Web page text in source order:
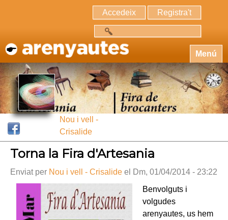
Accedeix Registra't
Menú
Nou i vell -
Crisalide
Torna la Fira d'Artesania
Enviat per Nou i vell - Crisalide el Dm, 01/04/2014 - 23:22
Benvolguts i
volgudes
arenyautes, us hem